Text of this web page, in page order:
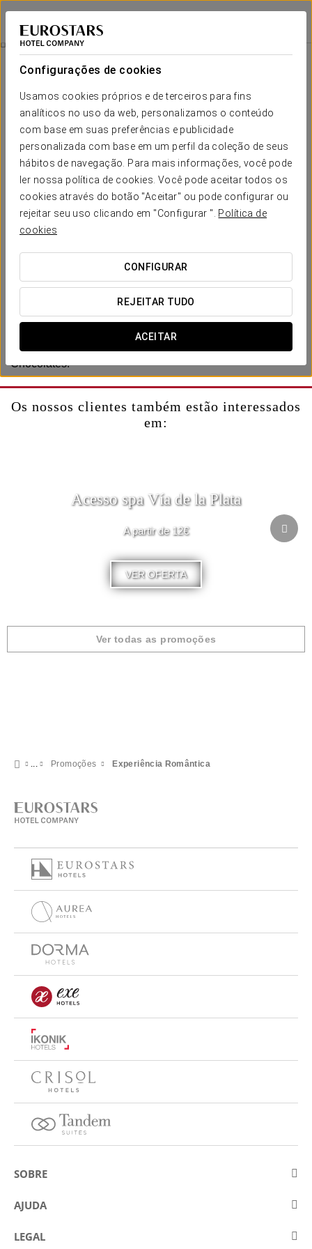
Configurações de cookies
Usamos cookies próprios e de terceiros para fins
analíticos no uso da web, personalizamos o conteúdo
com base em suas preferências e publicidade
personalizada com base em um perfil da coleção de seus
hábitos de navegação. Para mais informações, você pode
ler nossa política de cookies. Você pode aceitar todos os
cookies através do botão "Aceitar" ou pode configurar ou
rejeitar seu uso clicando em "Configurar ". Política de
cookies
CONFIGURAR
REJEITAR TUDO
ACEITAR
Exe Astur Plaza
LEÃO - ASTORGA
Experiência Romântica
15 €
Experiência Romântica
Se está a preparar uma viagem a dois e o seu próximo
destino é Astorga, oferecemos-lhe a nossa experiência
-Garrafa de cava.
-Chocolates.
Os nossos clientes também estão interessados
em:
Acesso spa Vía de la Plata
A partir de 12€
VER OFERTA
Ver todas as promoções
Promoções Experiência Romântica
SOBRE
Sobre a Eurostars Hotel Company
Concursos
AJUDA
Contactar
LEGAL